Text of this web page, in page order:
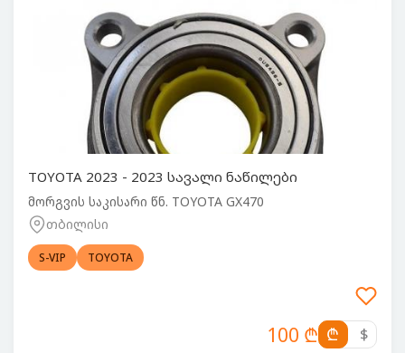
TOYOTA 2023 - 2023 სავალი ნაწილები
მორგვის საკისარი წნ. TOYOTA GX470
თბილისი
S-VIP TOYOTA
100 ₾ ₾ $